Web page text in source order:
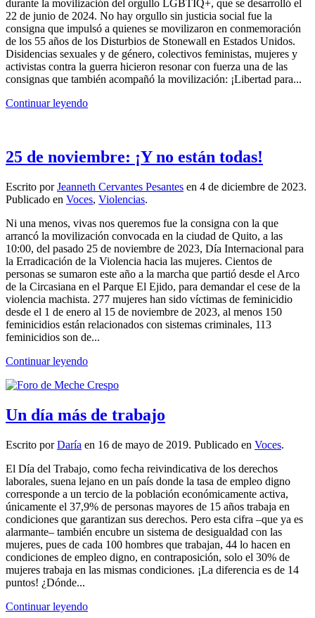
durante la movilización del orgullo LGBTIQ+, que se desarrolló el
22 de junio de 2024. No hay orgullo sin justicia social fue la
consigna que impulsó a quienes se movilizaron en conmemoración
de los 55 años de los Disturbios de Stonewall en Estados Unidos.
Disidencias sexuales y de género, colectivos feministas, mujeres y
activistas contra la guerra hicieron resonar con fuerza una de las
consignas que también acompañó la movilización: ¡Libertad para...
Continuar leyendo
25 de noviembre: ¡Y no están todas!
Escrito porJeanneth Cervantes Pesantes en 4 de diciembre de 2023.
Publicado en Voces, Violencias.
Ni una menos, vivas nos queremos fue la consigna con la que
arrancó la movilización convocada en la ciudad de Quito, a las
10:00, del pasado 25 de noviembre de 2023, Día Internacional para
la Erradicación de la Violencia hacia las mujeres. Cientos de
personas se sumaron este año a la marcha que partió desde el Arco
de la Circasiana en el Parque El Ejido, para demandar el cese de la
violencia machista. 277 mujeres han sido víctimas de feminicidio
desde el 1 de enero al 15 de noviembre de 2023, al menos 150
feminicidios están relacionados con sistemas criminales, 113
feminicidios son de...
Continuar leyendo
Un día más de trabajo
Escrito porDaría en 16 de mayo de 2019. Publicado en Voces.
El Día del Trabajo, como fecha reivindicativa de los derechos
laborales, suena lejano en un país donde la tasa de empleo digno
corresponde a un tercio de la población económicamente activa,
únicamente el 37,9% de personas mayores de 15 años trabaja en
condiciones que garantizan sus derechos. Pero esta cifra –que ya es
alarmante– también encubre un sistema de desigualdad con las
mujeres, pues de cada 100 hombres que trabajan, 44 lo hacen en
condiciones de empleo digno, en contraposición, solo el 30% de
mujeres trabaja en las mismas condiciones. ¡La diferencia es de 14
puntos! ¿Dónde...
Continuar leyendo